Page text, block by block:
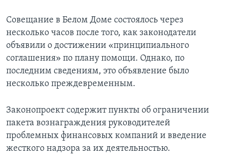
Совещание в Белом Доме состоялось через
несколько часов после того, как законодатели
объявили о достижении «принципиального
соглашения» по плану помощи. Однако, по
последним сведениям, это объявление было
несколько преждевременным.
Законопроект содержит пункты об ограничении
пакета вознаграждения руководителей
проблемных финансовых компаний и введение
жесткого надзора за их деятельностью.